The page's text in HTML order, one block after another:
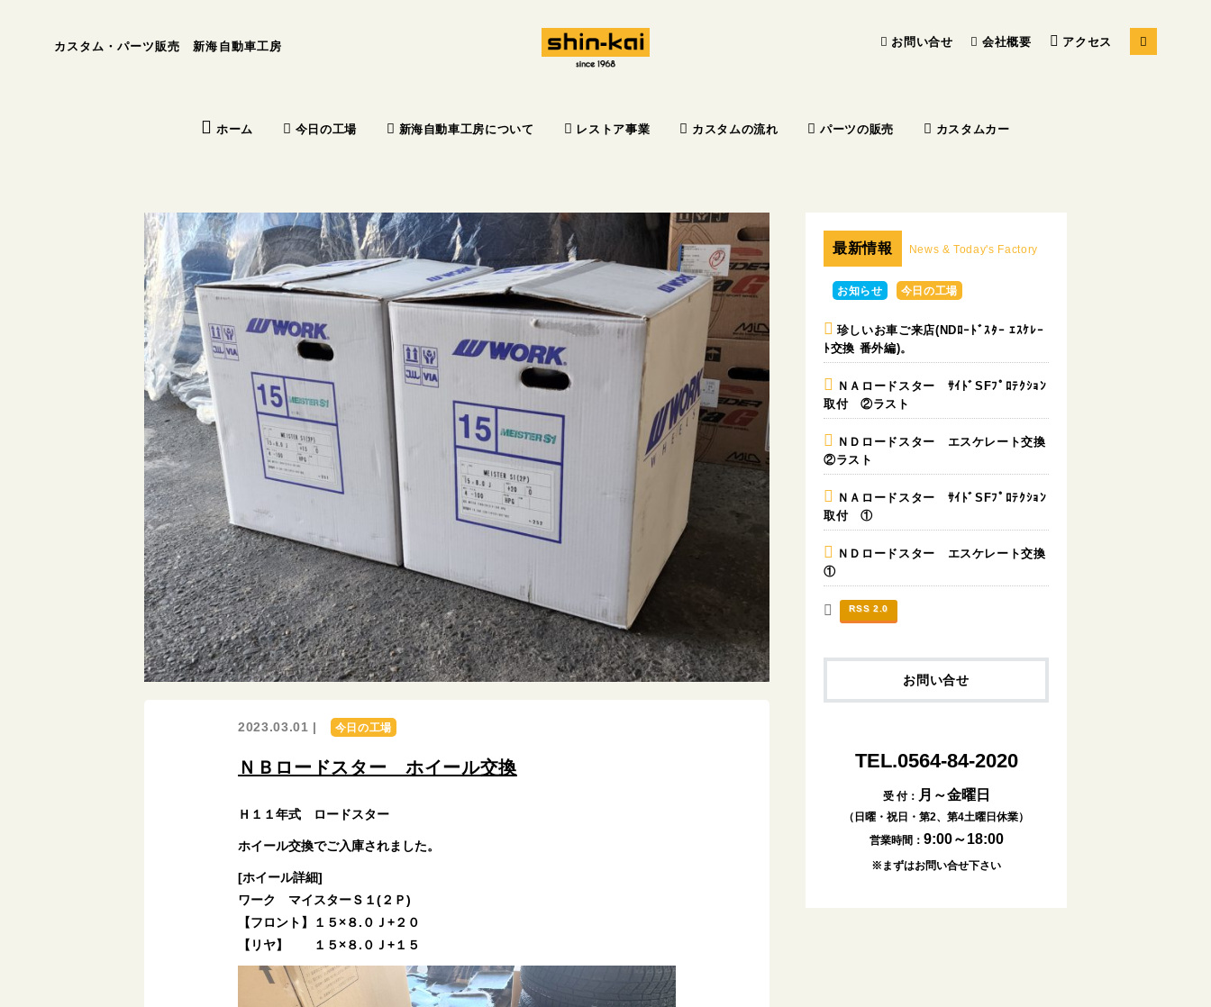
カスタム・パーツ販売 新海自動車工房 お問い合せ 会社概要 アクセス
ホーム 今日の工場 新海自動車工房について レストア事業 カスタムの流れ パーツの販売 カスタムカー
2023.03.01 | 今日の工場
ＮＢロードスター ホイール交換
Ｈ１１年式 ロードスター
ホイール交換でご入庫されました。
[ホイール詳細]
ワーク マイスターＳ１(２Ｐ)
【フロント】１５×８.０Ｊ+２０
【リヤ】 １５×８.０Ｊ+１５
最新情報 News & Today's Factory
お知らせ 今日の工場
珍しいお車ご来店(NDﾛｰﾄﾞｽﾀｰ ｴｽｹﾚｰ
ﾄ交換 番外編)。
ＮＡロードスター ｻｲﾄﾞSFﾌﾟﾛﾃｸｼｮﾝ
取付 ②ラスト
ＮＤロードスター エスケレート交換
②ラスト
ＮＡロードスター ｻｲﾄﾞSFﾌﾟﾛﾃｸｼｮﾝ
取付 ①
ＮＤロードスター エスケレート交換
①
RSS 2.0
お問い合せ
TEL.0564-84-2020
受 付： 月～金曜日
（日曜・祝日・第2、第4土曜日休業）
営業時間： 9:00～18:00
※まずはお問い合せ下さい